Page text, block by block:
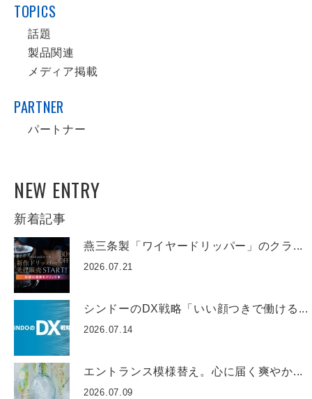
TOPICS
話題
製品関連
メディア掲載
PARTNER
パートナー
NEW ENTRY
新着記事
燕三条製「ワイヤードリッパー」のクラ...
2026.07.21
シンドーのDX戦略「いい顔つきで働ける...
2026.07.14
エントランス模様替え。心に届く爽やか...
2026.07.09